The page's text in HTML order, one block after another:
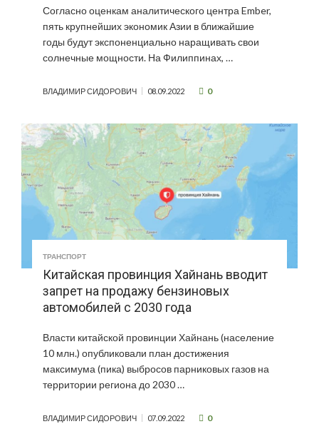
Согласно оценкам аналитического центра Ember,
пять крупнейших экономик Азии в ближайшие
годы будут экспоненциально наращивать свои
солнечные мощности. На Филиппинах, …
ВЛАДИМИР СИДОРОВИЧ 08.09.2022 0
ТРАНСПОРТ
Китайская провинция Хайнань вводит
запрет на продажу бензиновых
автомобилей с 2030 года
Власти китайской провинции Хайнань (население
10 млн.) опубликовали план достижения
максимума (пика) выбросов парниковых газов на
территории региона до 2030 …
ВЛАДИМИР СИДОРОВИЧ 07.09.2022 0